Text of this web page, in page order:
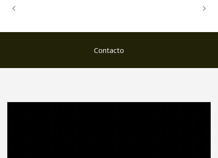
Contacto